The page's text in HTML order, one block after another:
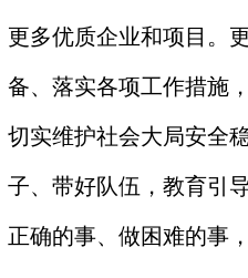
更多优质企业和项目。
备、落实各项工作措施，
切实维护社会大局安全
子、带好队伍， 教育引
正确的事、做困难的事